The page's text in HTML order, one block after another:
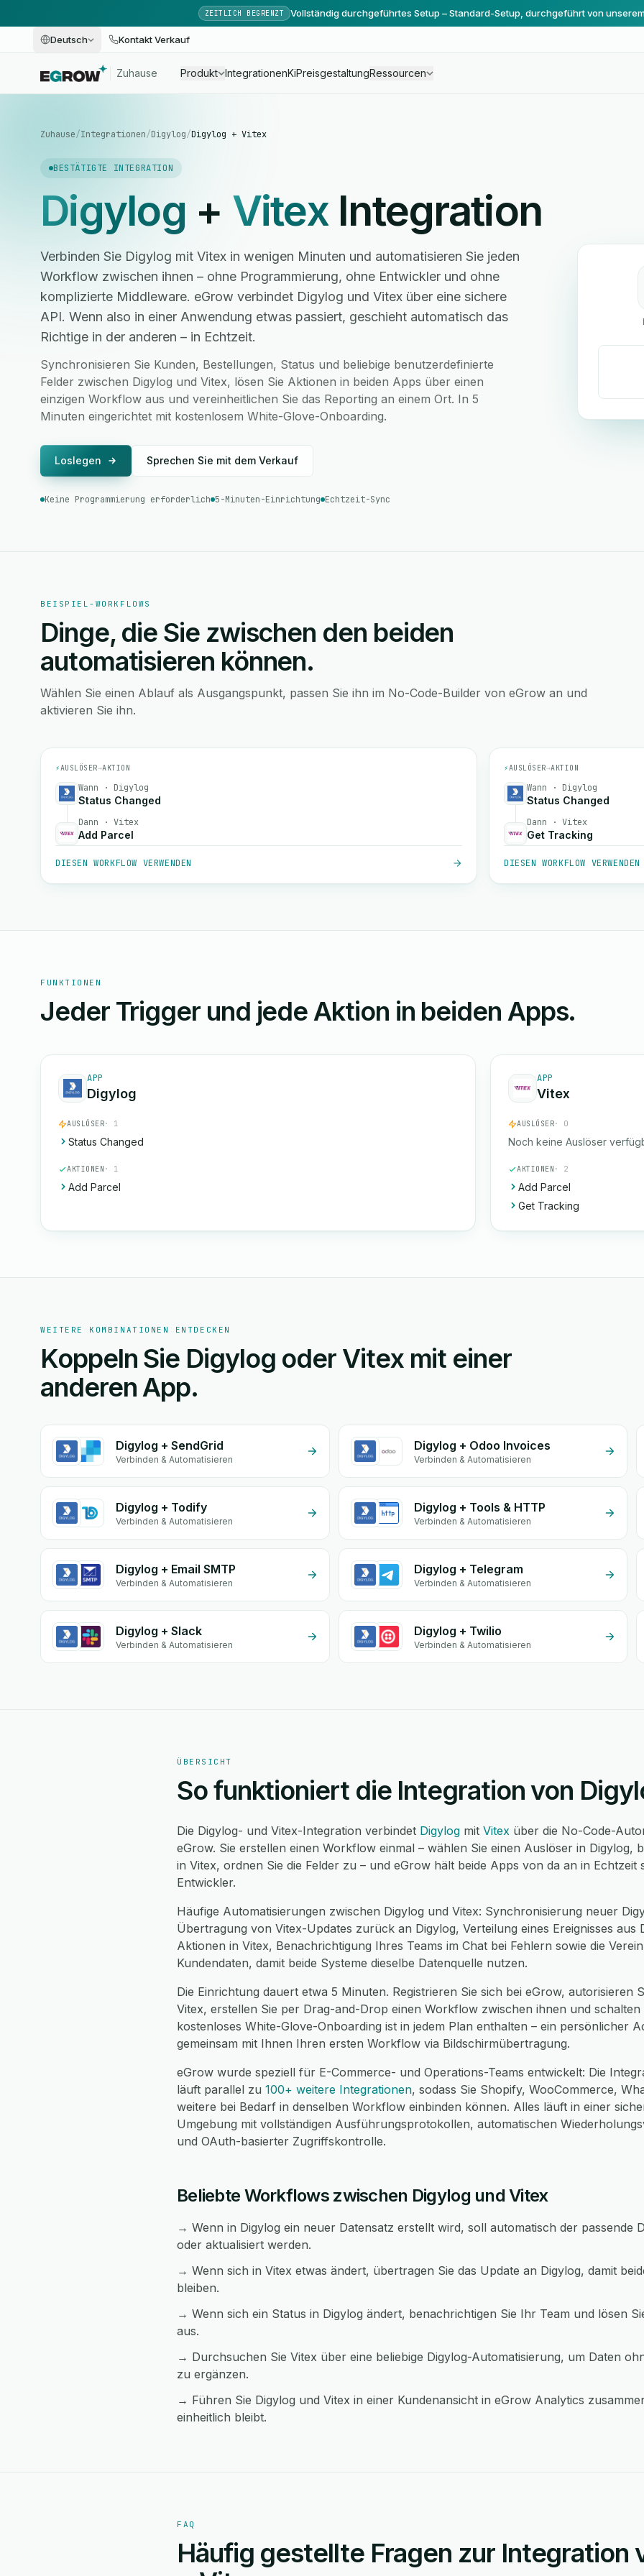
ZEITLICH BEGRENZT Vollständig durchgeführtes Setup – Standard-Setup, durchgeführt von
Deutsch Kontakt Verkauf
Zuhause Produkt IntegrationenKiPreisgestaltungRessourcen
Zuhause/Integrationen/Digylog/Digylog + Vitex
BESTÄTIGTE INTEGRATION
Digylog + VitexIntegration
Verbinden Sie Digylog mit Vitex in wenigen Minuten und automatisieren Sie jeden
Workflow zwischen ihnen – ohne Programmierung, ohne Entwickler und ohne
komplizierte Middleware. eGrow verbindet Digylog und Vitex über eine sichere
API. Wenn also in einer Anwendung etwas passiert, geschieht automatisch das
Richtige in der anderen – in Echtzeit.
Synchronisieren Sie Kunden, Bestellungen, Status und beliebige benutzerdefinierte
Felder zwischen Digylog und Vitex, lösen Sie Aktionen in beiden Apps über einen
einzigen Workflow aus und vereinheitlichen Sie das Reporting an einem Ort. In 5
Minuten eingerichtet mit kostenlosem White-Glove-Onboarding.
Loslegen Sprechen Sie mit dem Verkauf
Keine Programmierung erforderlich 5-Minuten-Einrichtung Echtzeit-Sync
BEISPIEL-WORKFLOWS
Dinge, die Sie zwischen den beiden
automatisieren können.
Wählen Sie einen Ablauf als Ausgangspunkt, passen Sie ihn im No-Code-Builder von eGrow an und
aktivieren Sie ihn.
⚡AUSLÖSER→AKTION
Wann · Digylog
Status Changed
Dann · Vitex
Add Parcel
DIESEN WORKFLOW VERWENDEN
⚡AUSLÖSER→AKTION
Wann · Digylog
Status Changed
Dann · Vitex
Get Tracking
DIESEN WORKFLOW VERWENDEN
FUNKTIONEN
Jeder Trigger und jede Aktion in beiden Apps.
APP
Digylog
AUSLÖSER· 1
Status Changed
AKTIONEN · 1
Add Parcel
APP
Vitex
AUSLÖSER· 0
Noch keine Auslöser
AKTIONEN · 2
Add Parcel
Get Tracking
WEITERE KOMBINATIONEN ENTDECKEN
Koppeln Sie Digylog oder Vitex mit einer
anderen App.
Digylog + SendGrid
Verbinden & Automatisieren
Digylog + Odoo Invoices
Verbinden & Automatisieren
Digylog + Todify
Verbinden & Automatisieren
Digylog + Tools & HTTP
Verbinden & Automatisieren
Digylog + Email SMTP
Verbinden & Automatisieren
Digylog + Telegram
Verbinden & Automatisieren
Digylog + Slack
Verbinden & Automatisieren
Digylog + Twilio
Verbinden & Automatisieren
ÜBERSICHT
So funktioniert die Integration von
Die Digylog- und Vitex-Integration verbindet Digylog mit Vitex über die No-Code-
eGrow. Sie erstellen einen Workflow einmal – wählen Sie einen Auslöser in Digylog,
in Vitex, ordnen Sie die Felder zu – und eGrow hält beide Apps von da an in
Entwickler.
Häufige Automatisierungen zwischen Digylog und Vitex: Synchronisierung neuer
Übertragung von Vitex-Updates zurück an Digylog, Verteilung eines Ereignisses aus
Aktionen in Vitex, Benachrichtigung Ihres Teams im Chat bei Fehlern sowie die
Kundendaten, damit beide Systeme dieselbe Datenquelle nutzen.
Die Einrichtung dauert etwa 5 Minuten. Registrieren Sie sich bei eGrow, autorisieren
Vitex, erstellen Sie per Drag-and-Drop einen Workflow zwischen ihnen und schalten
kostenloses White-Glove-Onboarding ist in jedem Plan enthalten – ein persönlicher
gemeinsam mit Ihnen Ihren ersten Workflow via Bildschirmübertragung.
eGrow wurde speziell für E-Commerce- und Operations-Teams entwickelt: Die
läuft parallel zu 100+ weitere Integrationen, sodass Sie Shopify, WooCommerce,
weitere bei Bedarf in denselben Workflow einbinden können. Alles läuft in einer
Umgebung mit vollständigen Ausführungsprotokollen, automatischen
und OAuth-basierter Zugriffskontrolle.
Beliebte Workflows zwischen Digylog und Vitex
→ Wenn in Digylog ein neuer Datensatz erstellt wird, soll automatisch der passende
oder aktualisiert werden.
→ Wenn sich in Vitex etwas ändert, übertragen Sie das Update an Digylog, damit
bleiben.
→ Wenn sich ein Status in Digylog ändert, benachrichtigen Sie Ihr Team und lösen
aus.
→ Durchsuchen Sie Vitex über eine beliebige Digylog-Automatisierung, um Daten
zu ergänzen.
→ Führen Sie Digylog und Vitex in einer Kundenansicht in eGrow Analytics
einheitlich bleibt.
FAQ
Häufig gestellte Fragen zur Integration